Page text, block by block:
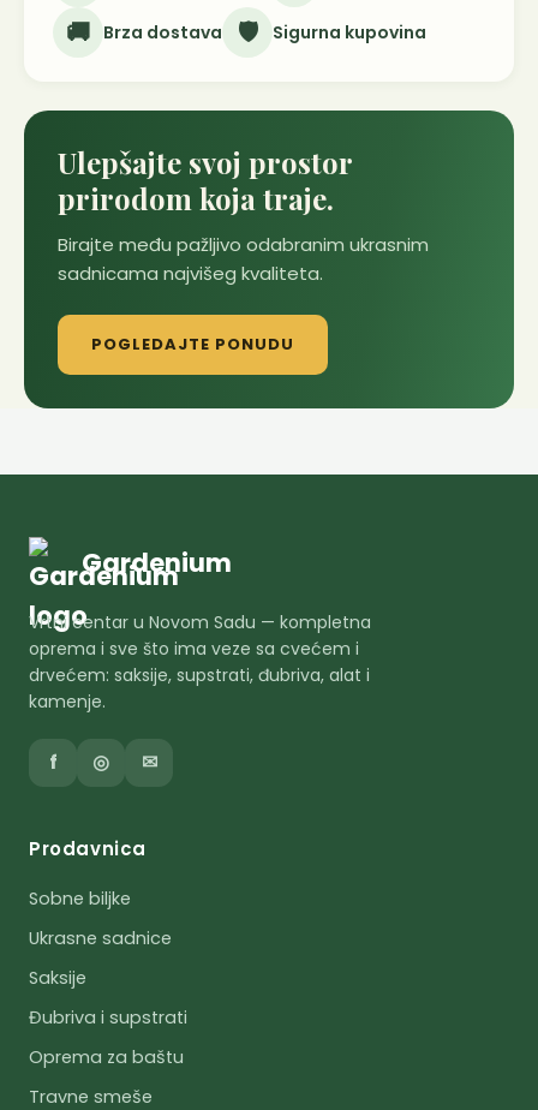
🚚 Brza dostava 🛡️ Sigurna kupovina
Ulepšajte svoj prostor
prirodom koja traje.
Birajte među pažljivo odabranim ukrasnim
sadnicama najvišeg kvaliteta.
POGLEDAJTE PONUDU
Gardenium
Vrtni centar u Novom Sadu — kompletna
oprema i sve što ima veze sa cvećem i
drvećem: saksije, supstrati, đubriva, alat i
kamenje.
f ◎ ✉
Prodavnica
Sobne biljke
Ukrasne sadnice
Saksije
Đubriva i supstrati
Oprema za baštu
Travne smeše